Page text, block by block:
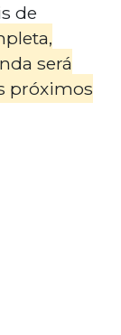
de
será
próximos